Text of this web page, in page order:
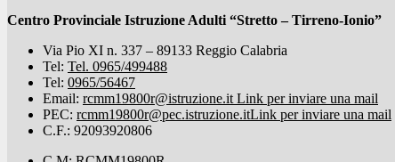
Centro Provinciale Istruzione Adulti “Stretto – Tirreno-Ionio”
Via Pio XI n. 337 – 89133 Reggio Calabria
Tel: Tel. 0965/499488
Tel: 0965/56467
Email: rcmm19800r@istruzione.it Link per inviare una mail
PEC: rcmm19800r@pec.istruzione.itLink per inviare una mail
C.F.: 92093920806